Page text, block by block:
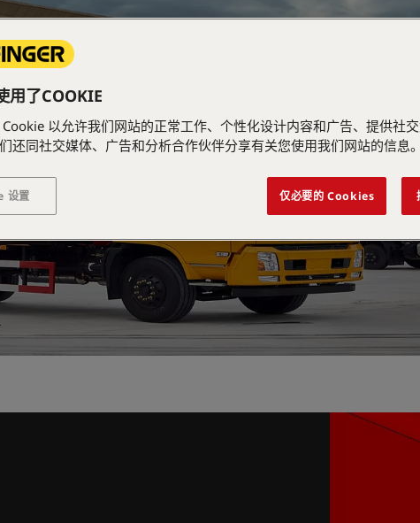
用了COOKIE
以允许我们网站的正常工作、个性化设计内容和广告、提供社
还同社交媒体、广告和分析合作伙伴分享有关您使用我们网站的信息
设置 仅必要的 Cookies